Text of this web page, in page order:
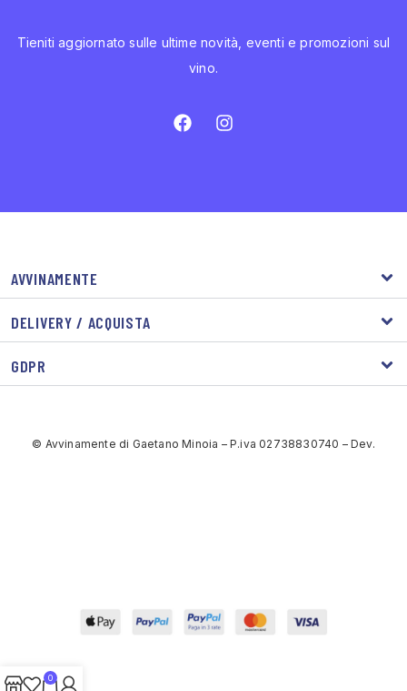
Tieniti aggiornato sulle ultime novità, eventi e promozioni sul
vino.
AVVINAMENTE
DELIVERY / ACQUISTA
GDPR
© Avvinamente di Gaetano Minoia – P.iva 02738830740 – Dev.
0